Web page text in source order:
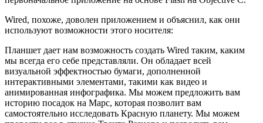
Wired, похоже, доволен приложением и объяснил, как они
используют возможности этого носителя:
Планшет дает нам возможность создать Wired таким, каким
мы всегда его себе представляли. Он обладает всей
визуальной эффектностью бумаги, дополненной
интерактивными элементами, такими как видео и
анимированная инфографика. Мы можем предложить вам
историю посадок на Марс, которая позволит вам
самостоятельно исследовать Красную планету. Мы можем